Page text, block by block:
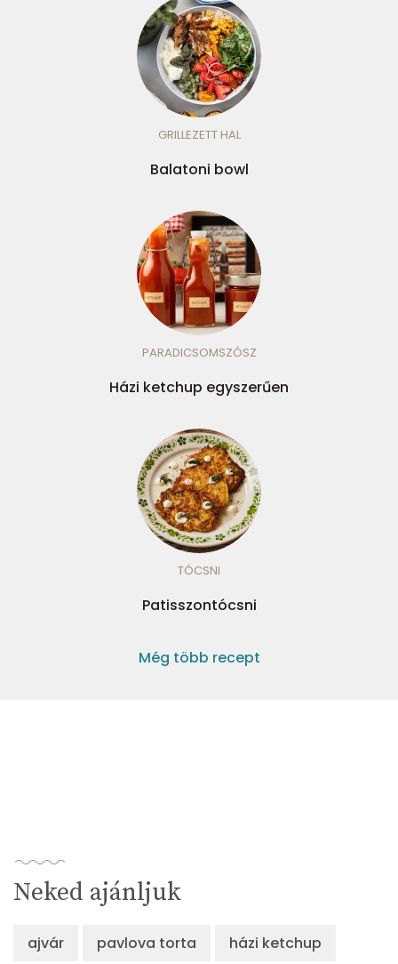
GRILLEZETT HAL
Balatoni bowl
PARADICSOMSZÓSZ
Házi ketchup egyszerűen
TÓCSNI
Patisszontócsni
Még több recept
Neked ajánljuk
ajvár pavlova torta házi ketchup